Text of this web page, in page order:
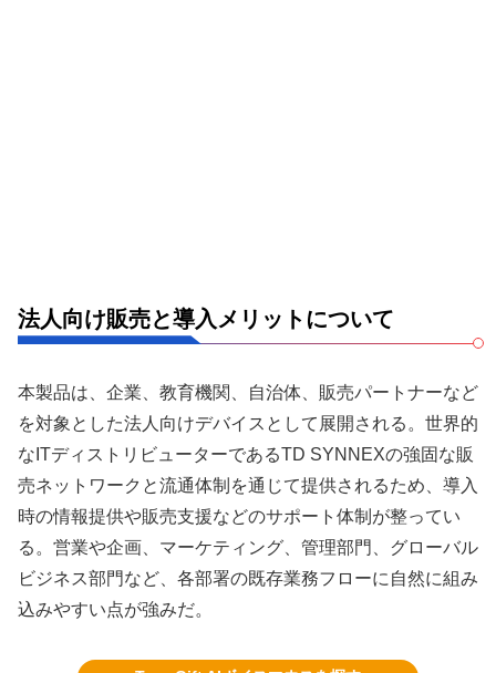
法人向け販売と導入メリットについて
本製品は、企業、教育機関、自治体、販売パートナーなど
を対象とした法人向けデバイスとして展開される。世界的
なITディストリビューターであるTD SYNNEXの強固な販
売ネットワークと流通体制を通じて提供されるため、導入
時の情報提供や販売支援などのサポート体制が整ってい
る。営業や企画、マーケティング、管理部門、グローバル
ビジネス部門など、各部署の既存業務フローに自然に組み
込みやすい点が強みだ。